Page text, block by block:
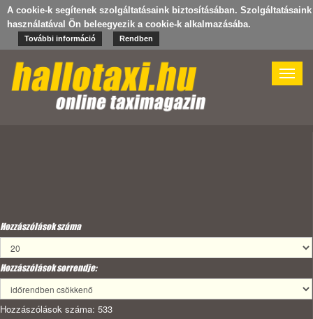
A cookie-k segítenek szolgáltatásaink biztosításában. Szolgáltatásaink
használatával Ön beleegyezik a cookie-k alkalmazásába.
További információ Rendben
Toggle
Hozzászólások száma
Hozzászólások sorrendje:
Hozzászólások száma: 533